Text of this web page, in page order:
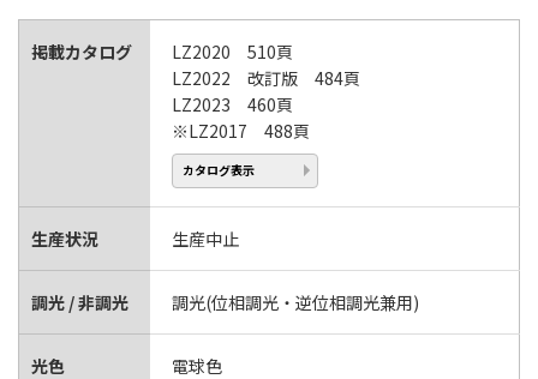
掲載カタログ
LZ2020 510頁
LZ2022 改訂版 484頁
LZ2023 460頁
※LZ2017 488頁
カタログ表示
生産状況 生産中止
調光 / 非調光 調光(位相調光・逆位相調光兼用)
光色 電球色